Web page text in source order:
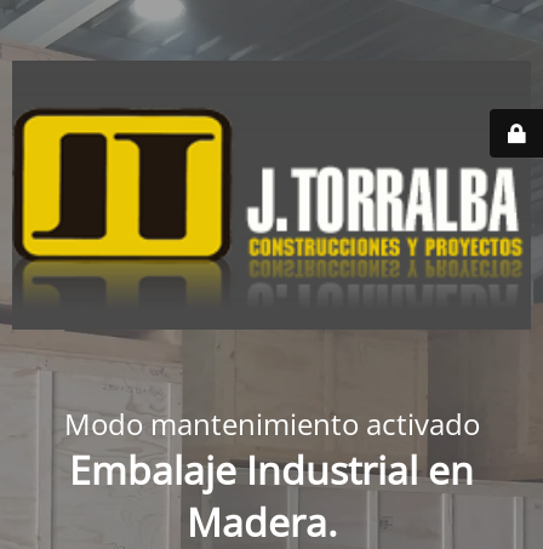
Modo mantenimiento activado
Embalaje Industrial en
Madera.